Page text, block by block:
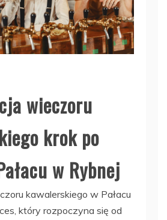
wieczoru
krok po
w Rybnej
kawalerskiego w Pałacu
który rozpoczyna się od